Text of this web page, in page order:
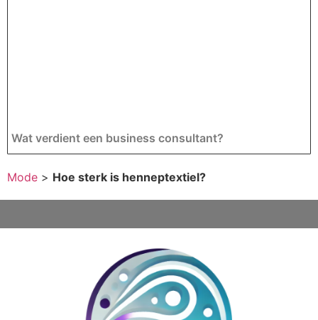
Wat verdient een business consultant?
Mode > Hoe sterk is henneptextiel?